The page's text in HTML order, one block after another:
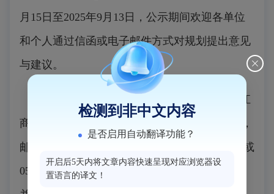
月15日至2025年9月13日，公示期间欢迎各单位
和个人通过信函或电子邮件方式对规划提出意见
与建议。
来信邮寄地址：福州市闽侯县甘蔗街道滨江
商务中心C栋5楼（闽侯县自然资源和规划局），
邮政编码：350100，联系电话：0591-22982504或
0591-22062329，电子邮件：mhcxgh@163.com，
检测到非中文内容
是否启用自动翻译功能？
开启后5天内将文章内容快速呈现对应浏览器设
置语言的译文！